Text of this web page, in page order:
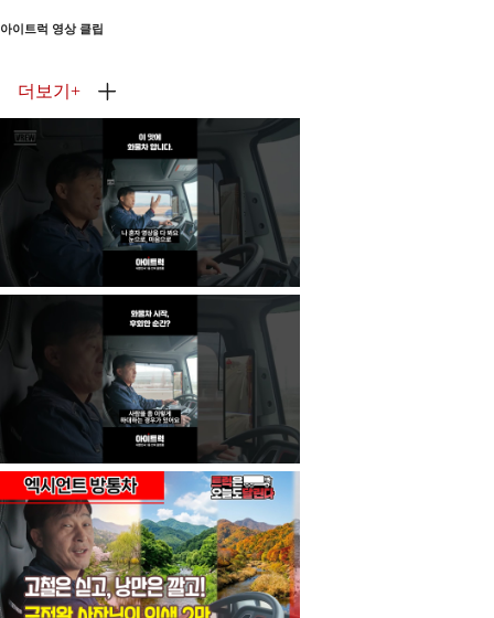
아이트럭 영상 클립
더보기 +